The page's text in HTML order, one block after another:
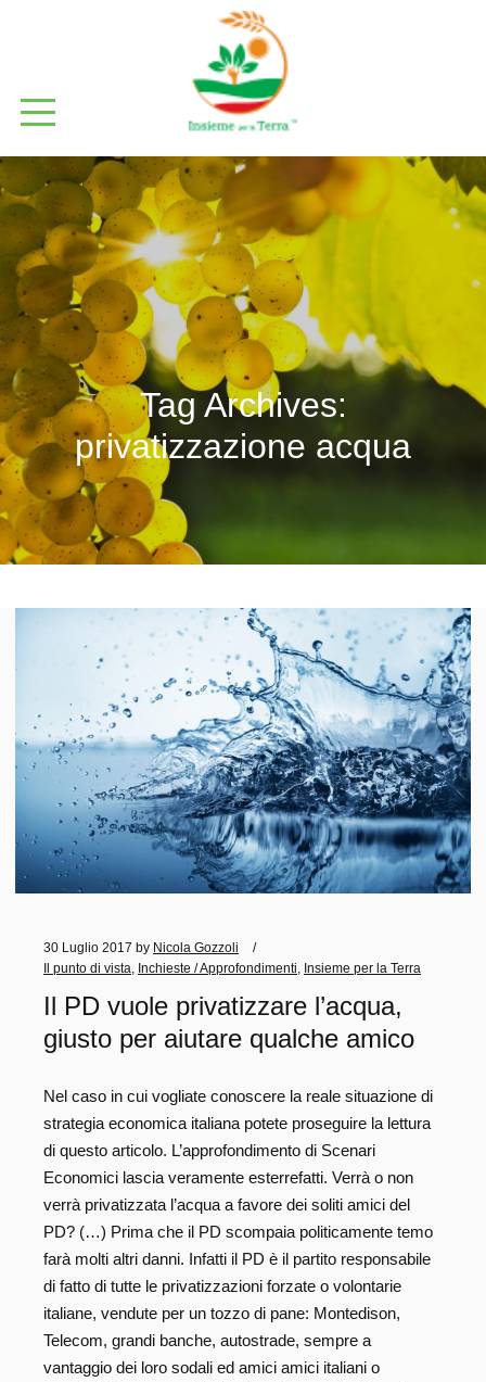
Tag Archives:
privatizzazione acqua
30 Luglio 2017 by Nicola Gozzoli
Il punto di vista
Inchieste / Approfondimenti Insieme per la Terra
Il PD vuole privatizzare l’acqua,
giusto per aiutare qualche amico
Nel caso in cui vogliate conoscere la reale situazione di
strategia economica italiana potete proseguire la lettura
di questo articolo. L’approfondimento di Scenari
Economici lascia veramente esterrefatti. Verrà o non
verrà privatizzata l’acqua a favore dei soliti amici del
PD? (…) Prima che il PD scompaia politicamente temo
farà molti altri danni. Infatti il PD è il partito responsabile
di fatto di tutte le privatizzazioni forzate o volontarie
italiane, vendute per un tozzo di pane: Montedison,
Telecom, grandi banche, autostrade, sempre a
vantaggio dei loro sodali ed amici amici italiani o